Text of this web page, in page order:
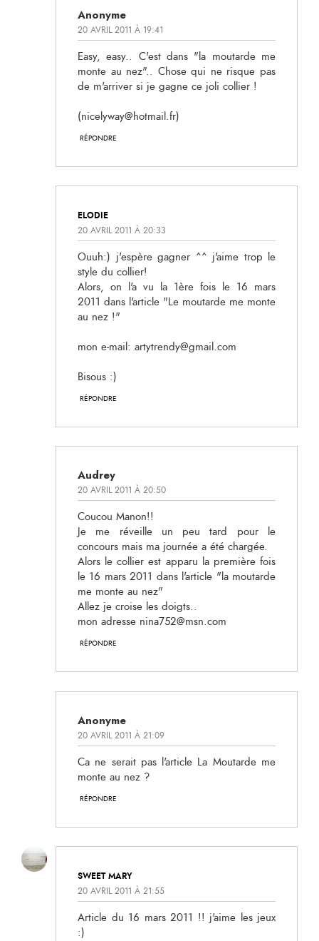
Anonyme
20 AVRIL 2011 À 19:41
Easy, easy.. C'est dans "la moutarde me
monte au nez".. Chose qui ne risque pas
de m'arriver si je gagne ce joli collier !
(nicelyway@hotmail.fr)
RÉPONDRE
ELODIE
20 AVRIL 2011 À 20:33
Ouuh:) j'espère gagner ^^ j'aime trop le
style du collier!
Alors, on l'a vu la 1ère fois le 16 mars
2011 dans l'article "Le moutarde me monte
au nez !"
mon e-mail: artytrendy@gmail.com
Bisous :)
RÉPONDRE
Audrey
20 AVRIL 2011 À 20:50
Coucou Manon!!
Je me réveille un peu tard pour le
concours mais ma journée a été chargée.
Alors le collier est apparu la première fois
le 16 mars 2011 dans l'article "la moutarde
me monte au nez"
Allez je croise les doigts..
mon adresse nina752@msn.com
RÉPONDRE
Anonyme
20 AVRIL 2011 À 21:09
Ca ne serait pas l'article La Moutarde me
monte au nez ?
RÉPONDRE
SWEET MARY
20 AVRIL 2011 À 21:55
Article du 16 mars 2011 !! j'aime les jeux
:)